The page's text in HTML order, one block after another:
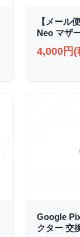
【メール
Neo マザ
4,000円(
Google
クター 交